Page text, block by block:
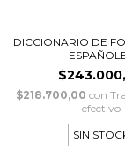
DICCIONARIO DE
$218.700,00 con
efectivo
SIN